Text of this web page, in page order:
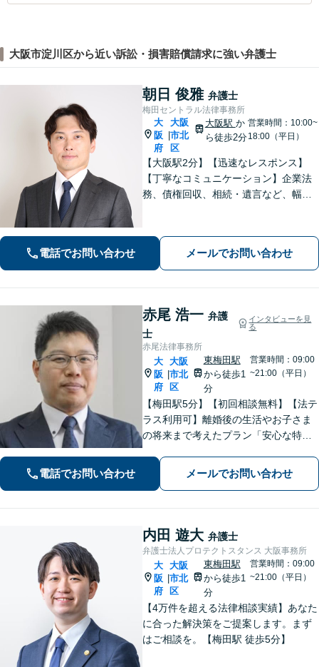
大阪市淀川区から近い訴訟・損害賠償請求に強い弁護士
朝日 俊雅 弁護士
梅田セントラル法律事務所
大
阪
府
大阪
市北
区
大阪駅 か
ら徒歩2分
営業時間：10:00~
18:00（平日）
【大阪駅2分】【迅速なレスポンス】
【丁寧なコミュニケーション】企業法
務、債権回収、相続・遺言など、幅広
意識しております。お気軽にご相談く
ださい。【企業顧問実績多数】
電話でお問い合わせ メールでお問い合わせ
赤尾 浩一 弁護
士
インタビューを見
る
赤尾法律事務所
大
阪
府
大阪
市北
区
東梅田駅
から徒歩1
分
営業時間：09:00
~21:00（平日）
【梅田駅5分】【初回相談無料】【法テ
ラス利用可】離婚後の生活やお子さま
の将来まで考えたプラン「安心な特別
フットワーク＆スピード対応！被害者
との示談交渉もお任せください【休
電話でお問い合わせ メールでお問い合わせ
内田 遊大 弁護士
弁護士法人プロテクトスタンス 大阪事務所
大
阪
府
大阪
市北
区
東梅田駅
から徒歩1
分
営業時間：09:00
~21:00（平日）
【4万件を超える法律相談実績】あなた
に合った解決策をご提案します。まず
はご相談を。【梅田駅 徒歩5分】